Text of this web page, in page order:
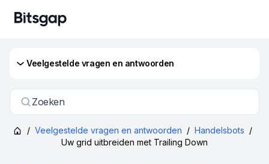
Veelgestelde vragen en antwoorden
Zoeken
/ Veelgestelde vragen en antwoorden / Handelsbots /
Uw grid uitbreiden met Trailing Down